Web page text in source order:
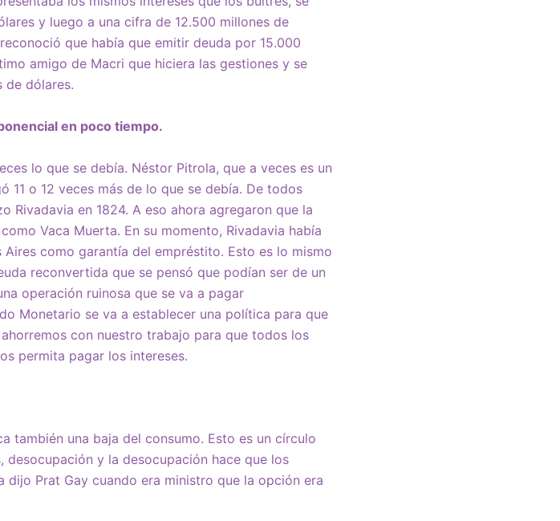
y luego a una cifra de 12.500 millones de
que había que emitir deuda por 15.000
amigo de Macri que hiciera las gestiones y se
de dólares.
en poco tiempo.
lo que se debía. Néstor Pitrola, que a veces es un
11 o 12 veces más de lo que se debía. De todos
Rivadavia en 1824. A eso ahora agregaron que la
Vaca Muerta. En su momento, Rivadavia había
como garantía del empréstito. Esto es lo mismo
reconvertida que se pensó que podían ser de un
operación ruinosa que se va a pagar
Monetario se va a establecer una política para que
con nuestro trabajo para que todos los
permita pagar los intereses.
también una baja del consumo. Esto es un círculo
y la desocupación hace que los
dijo Prat Gay cuando era ministro que la opción era